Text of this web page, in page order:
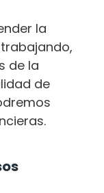
la
de la
de